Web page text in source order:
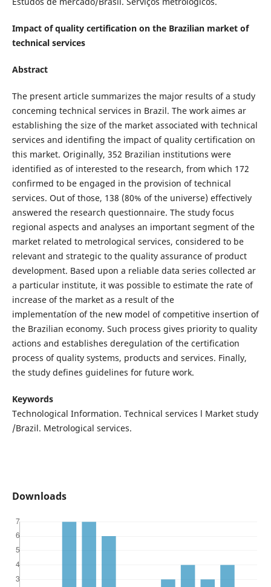
Impact of quality certification on the Brazilian market of
technical services
Abstract
The present article summarizes the major results of a study
conceming technical services in Brazil. The work aimes ar
establishing the size of the market associated with technical
services and identifing the impact of quality certification on
this market. Originally, 352 Brazilian institutions were
identified as of interested to the research, from which 172
confirmed to be engaged in the provision of technical
services. Out of those, 138 (80% of the universe) effectively
answered the research questionnaire. The study focus
regional aspects and analyses an important segment of the
market related to metrological services, considered to be
relevant and strategic to the quality assurance of product
development. Based upon a reliable data series collected ar
a particular institute, it was possible to estimate the rate of
increase of the market as a result of the
implementatíon of the new model of competitive insertion of
the Brazilian economy. Such process gives priority to quality
actions and establishes deregulation of the certification
process of quality systems, products and services. Finally,
the study defines guidelines for future work.
Keywords
Technological Information. Technical services l Market study
/Brazil. Metrological services.
Downloads